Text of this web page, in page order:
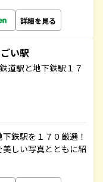
詳細を見る
い駅
道駅と地下鉄駅１７
鉄駅を１７０厳選！
しい写真とともに紹